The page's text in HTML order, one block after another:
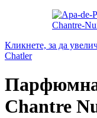
Кликнете, за да
Chatler
Парфюмна
Chantre